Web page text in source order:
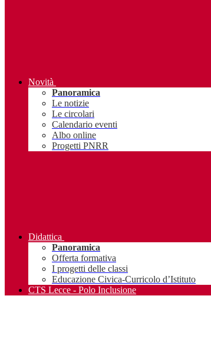
Novità
Panoramica
Le notizie
Le circolari
Calendario eventi
Albo online
Progetti PNRR
Didattica
Panoramica
Offerta formativa
I progetti delle classi
Educazione Civica-Curricolo d’Istituto
CTS Lecce - Polo Inclusione